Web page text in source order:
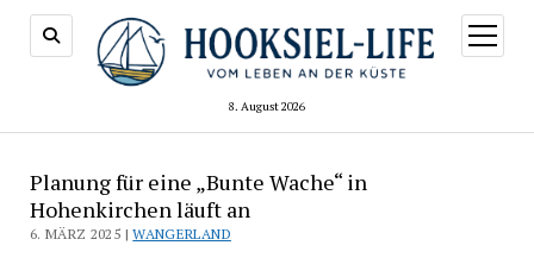
8. August 2026
Menü
öffnen
Planung für eine „Bunte Wache“ in
Hohenkirchen läuft an
6. MÄRZ 2025 |WANGERLAND